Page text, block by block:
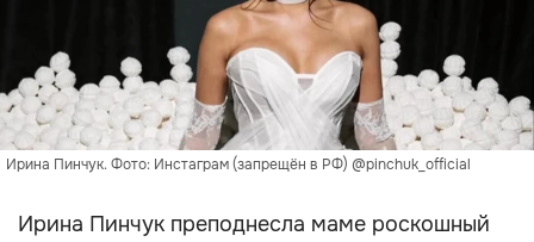
Ирина Пинчук. Фото: Инстаграм (запрещён в РФ) @pinchuk_official
Ирина Пинчук преподнесла маме роскошный